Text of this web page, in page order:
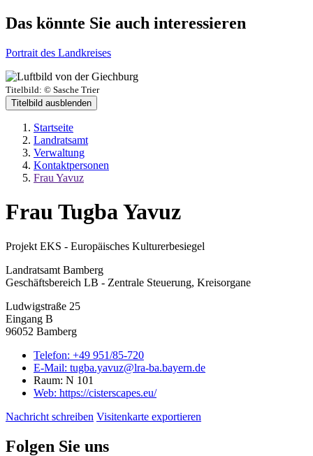
Das könnte Sie auch interessieren
Portrait des Landkreises
Titelbild: © Sasche Trier
Titelbild ausblenden
Startseite
Landratsamt
Verwaltung
Kontaktpersonen
Frau Yavuz
Frau Tugba Yavuz
Projekt EKS - Europäisches Kulturerbesiegel
Landratsamt Bamberg
Geschäftsbereich LB - Zentrale Steuerung, Kreisorgane
Ludwigstraße 25
Eingang B
96052 Bamberg
Telefon: +49 951/85-720
E-Mail: tugba.yavuz@lra-ba.bayern.de
Raum: N 101
Web: https://cisterscapes.eu/
Nachricht schreiben Visitenkarte exportieren
Folgen Sie uns